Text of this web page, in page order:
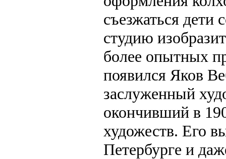
съезжаться дети
студию
более опытных
появился Яков
заслуженный
окончивший в
художеств. Его
Петербурге и